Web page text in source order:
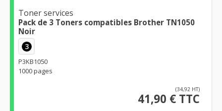
Toner services
Pack de 3 Toners compatibles Brother TN1050
Noir
3
P3KB1050
1000 pages
(34,92 HT)
41,90 € TTC